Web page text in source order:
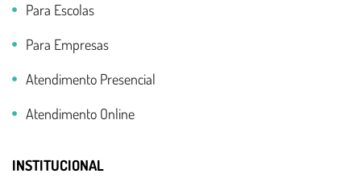
Para Escolas
Para Empresas
Atendimento Presencial
Atendimento Online
INSTITUCIONAL